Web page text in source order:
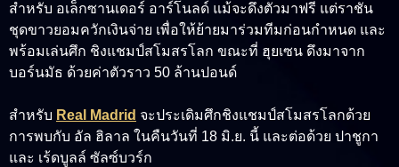
สำหรับ อเล็กซานเดอร์ อาร์โนลด์ แม้จะดึงตัวมาฟรี แต่ราชัน
ชุดขาวยอมควักเงินจ่าย เพื่อให้ย้ายมาร่วมทีมก่อนกำหนด และ
พร้อมเล่นศึก ชิงแชมป์สโมสรโลก ขณะที่ ฮุยเซน ดึงมาจาก
บอร์นมัธ ด้วยค่าตัวราว 50 ล้านปอนด์
สำหรับ Real Madrid จะประเดิมศึกชิงแชมป์สโมสรโลกด้วย
การพบกับ อัล ฮิลาล ในคืนวันที่ 18 มิ.ย. นี้ และต่อด้วย ปาชูกา
และ เร้ดบูลล์ ซัลซ์บวร์ก